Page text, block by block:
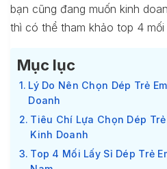
bạn cũng đang muốn kinh
thì có thể tham khảo top 4
Mục lục
Lý Do Nên Chọn Dép Trẻ
Doanh
Tiêu Chí Lựa Chọn Dép
Kinh Doanh
Top 4 Mối Lấy Sỉ Dép Trẻ